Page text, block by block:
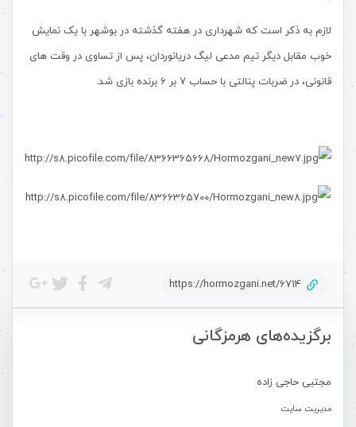
برگزیده‌های هرمزگانی
مجتبی حاجی زاده
مدیریت سایت
لازم به ذکر است که شهرداری در هفته گذشته در بوشهر با یک نمایش
خوب مقابل دیگر تیم مدعی لیگ دریانوردان، پس از تساوی در وقت های
قانونی، در ضربات پنالتی با حساب ۷ بر ۶ برنده بازی شد.
https://hormozgani.net/6714